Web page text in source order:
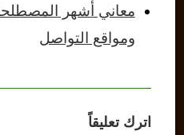
معاني أشهر
ومواقع التواصل
اترك تعليقاً